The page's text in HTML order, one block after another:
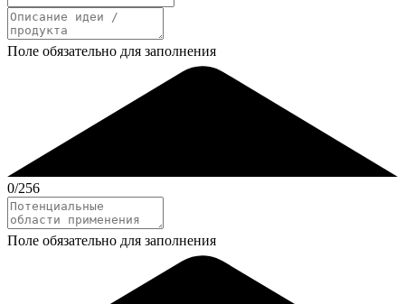
Поле обязательно для заполнения
0/256
Поле обязательно для заполнения